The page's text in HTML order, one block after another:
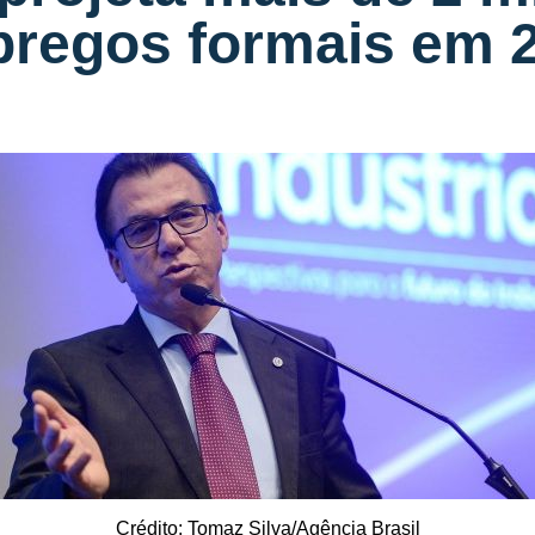
formais em
Crédito: Tomaz Silva/Agência Brasil